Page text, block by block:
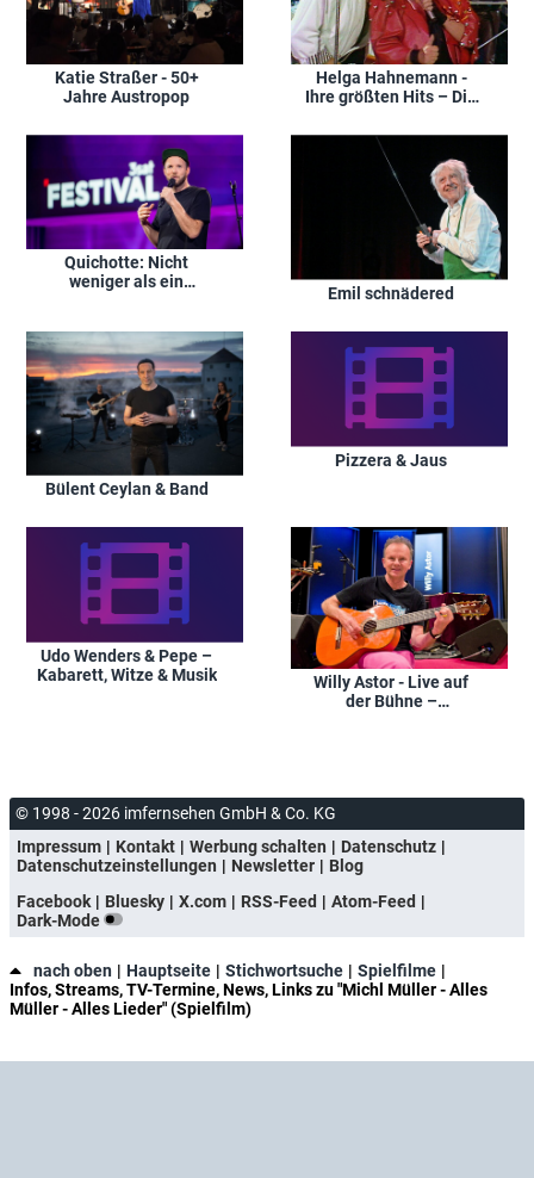
Katie Straßer - 50+
Jahre Austropop
Helga Hahnemann -
Ihre größten Hits – Die
Quichotte: Nicht
weniger als ein
Emil schnädered
Bülent Ceylan & Band
Pizzera & Jaus
Udo Wenders & Pepe –
Kabarett, Witze & Musik
Willy Astor - Live auf
der Bühne –
© 1998 - 2026 imfernsehen GmbH & Co. KG
Impressum
Kontakt Werbung schalten
Datenschutz
Datenschutzeinstellungen
Newsletter
Blog
Facebook
Bluesky X.com RSS-Feed
Atom-Feed
Dark-Mode
nach oben Hauptseite Stichwortsuche
Spielfilme
Infos, Streams, TV-Termine, News, Links zu "Michl Müller - Alles
Müller - Alles Lieder" (Spielfilm)